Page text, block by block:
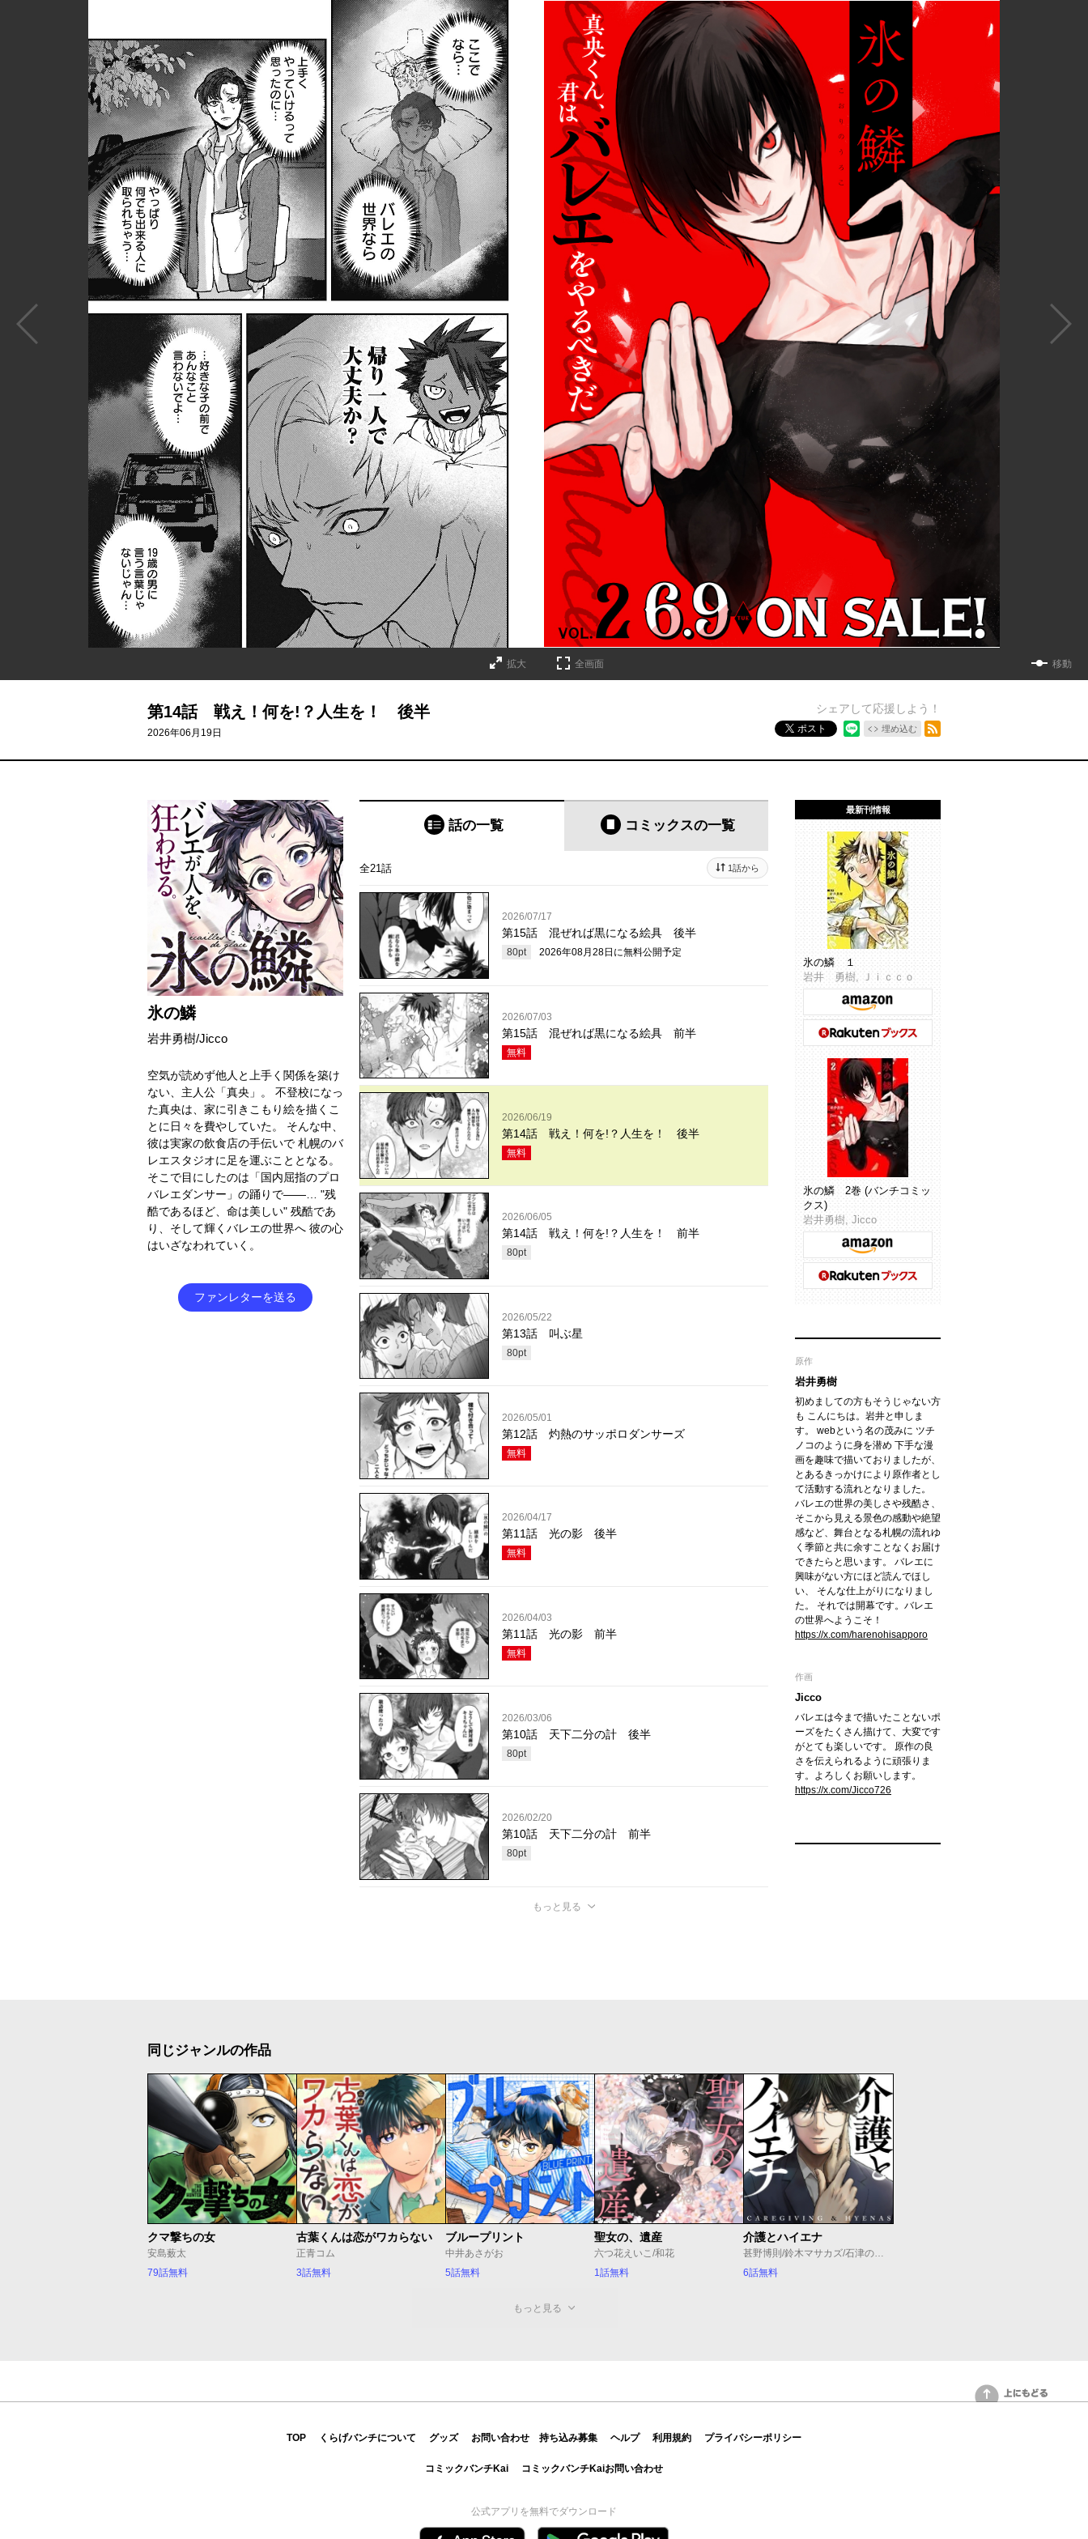
拡大 全画面 移動
第14話 戦え！何を!？人生を！ 後半
2026年06月19日
シェアして応援しよう！
ポスト 埋め込む
氷の鱗
岩井勇樹/Jicco
空気が読めず他人と上手く関係を築け
ない、主人公「真央」。 不登校になっ
た真央は、家に引きこもり絵を描くこ
とに日々を費やしていた。 そんな中、
彼は実家の飲食店の手伝いで 札幌のバ
レエスタジオに足を運ぶこととなる。
そこで目にしたのは「国内屈指のプロ
バレエダンサー」の踊りで――… "残
酷であるほど、命は美しい" 残酷であ
り、そして輝くバレエの世界へ 彼の心
はいざなわれていく。
ファンレターを送る
話の一覧 コミックスの一覧
全21話 1話から
2026/07/17
第15話 混ぜれば黒になる絵具 後半
80pt 2026年08月28日 に無料公開予定
2026/07/03
第15話 混ぜれば黒になる絵具 前半
無料
2026/06/19
第14話 戦え！何を!？人生を！ 後半
無料
2026/06/05
第14話 戦え！何を!？人生を！ 前半
80pt
2026/05/22
第13話 叫ぶ星
80pt
2026/05/01
第12話 灼熱のサッポロダンサーズ
無料
2026/04/17
第11話 光の影 後半
無料
2026/04/03
第11話 光の影 前半
無料
2026/03/06
第10話 天下二分の計 後半
80pt
2026/02/20
第10話 天下二分の計 前半
80pt
もっと見る
最新刊情報
氷の鱗 １
岩井 勇樹, Ｊｉｃｃｏ
氷の鱗 2巻 (バンチコミッ
クス)
岩井勇樹, Jicco
原作
岩井勇樹
初めましての方もそうじゃない方
も こんにちは。岩井と申しま
す。 webという名の茂みに ツチ
ノコのように身を潜め 下手な漫
画を趣味で描いておりましたが、
とあるきっかけにより原作者とし
て活動する流れとなりました。
バレエの世界の美しさや残酷さ、
そこから見える景色の感動や絶望
感など、舞台となる札幌の流れゆ
く季節と共に余すことなくお届け
できたらと思います。 バレエに
興味がない方にほど読んでほし
い、 そんな仕上がりになりまし
た。 それでは開幕です。バレエ
の世界へようこそ！
https://x.com/harenohisapporo
作画
Jicco
バレエは今まで描いたことないポ
ーズをたくさん描けて、大変です
がとても楽しいです。 原作の良
さを伝えられるように頑張りま
す。よろしくお願いします。
https://x.com/Jicco726
同じジャンルの作品
クマ撃ちの女
安島薮太
79話無料
古葉くんは恋がワカらない
正青コム
3話無料
ブループリント
中井あさがお
5話無料
聖女の、遺産
六つ花えいこ/和花
1話無料
介護とハイエナ
6話無料
もっと見る
上にもどる
TOP くらげバンチについて グッズ お問い合わせ 持ち込み募集 ヘルプ 利用規約 プライバシーポリシー
コミックバンチKai コミックバンチKaiお問い合わせ
公式アプリを無料でダウンロード